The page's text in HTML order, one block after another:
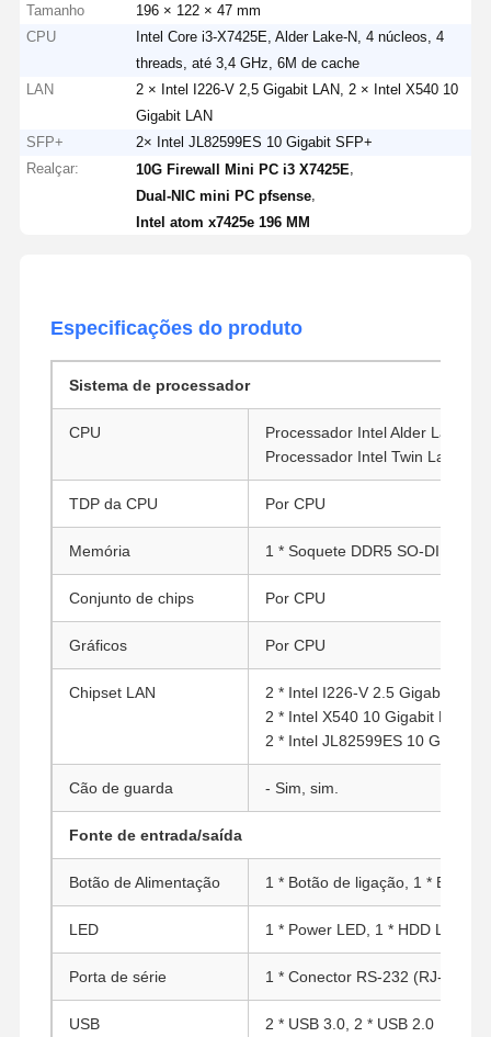
Tamanho
196 × 122 × 47 mm
CPU
Intel Core i3-X7425E, Alder Lake-N, 4 núcleos, 4
threads, até 3,4 GHz, 6M de cache
LAN
2 × Intel I226-V 2,5 Gigabit LAN, 2 × Intel X540 10
Gigabit LAN
SFP+
2× Intel JL82599ES 10 Gigabit SFP+
Realçar:
10G Firewall Mini PC i3 X7425E
Dual-NIC mini PC pfsense
Intel atom x7425e 196 MM
Especificações do produto
Sistema de processador
CPU
Processador Intel Alder Lake-N
Processador Intel Twin Lake-N
TDP da CPU Por CPU
Memória 1 * Soquete DDR5 SO-DIMM
Conjunto de chips Por CPU
Gráficos Por CPU
Chipset LAN
2 * Intel I226-V 2.5 Gigabit LAN
2 * Intel X540 10 Gigabit LAN
2 * Intel JL82599ES 10 Gigabit
Cão de guarda - Sim, sim.
Fonte de entrada/saída
Botão de Alimentação 1 * Botão de ligação, 1 * Botão
LED 1 * Power LED, 1 * HDD LED
Porta de série 1 * Conector RS-232 (RJ-45)
USB 2 * USB 3.0, 2 * USB 2.0